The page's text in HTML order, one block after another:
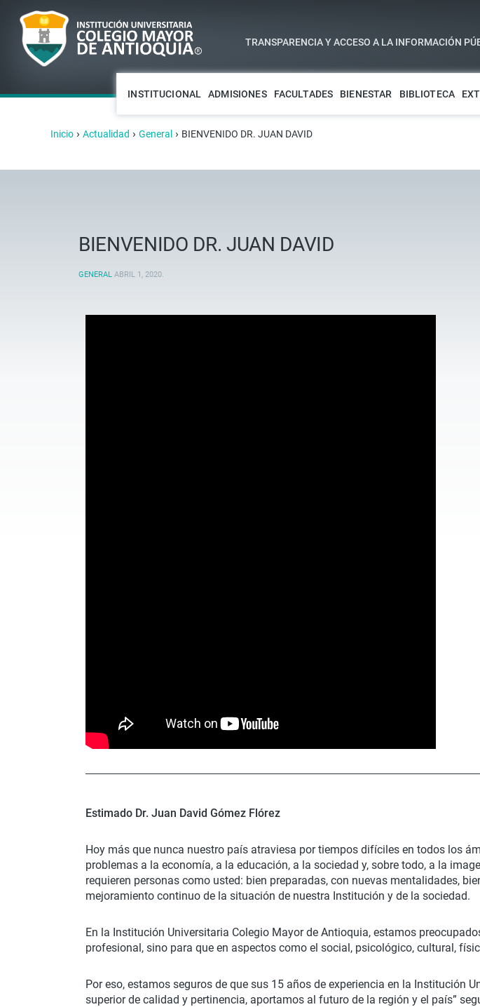
TRANSPARENCIA Y ACCESO A LA INFORMACIÓN
INSTITUCIONAL ADMISIONES FACULTADES BIENESTAR BIBLIOTECA
Inicio › Actualidad › General › BIENVENIDO DR. JUAN DAVID
BIENVENIDO DR. JUAN DAVID
GENERAL ABRIL 1, 2020.
Estimado Dr. Juan David Gómez Flórez
Hoy más que nunca nuestro país atraviesa por tiempos difíciles en todos los
problemas a la economía, a la educación, a la sociedad y, sobre todo, a la
requieren personas como usted: bien preparadas, con nuevas mentalidades,
mejoramiento continuo de la situación de nuestra Institución y de la sociedad.
En la Institución Universitaria Colegio Mayor de Antioquia, estamos
profesional, sino para que en aspectos como el social, psicológico, cultural,
Por eso, estamos seguros de que sus 15 años de experiencia en la Institución
superior de calidad y pertinencia, aportamos al futuro de la región y el país”